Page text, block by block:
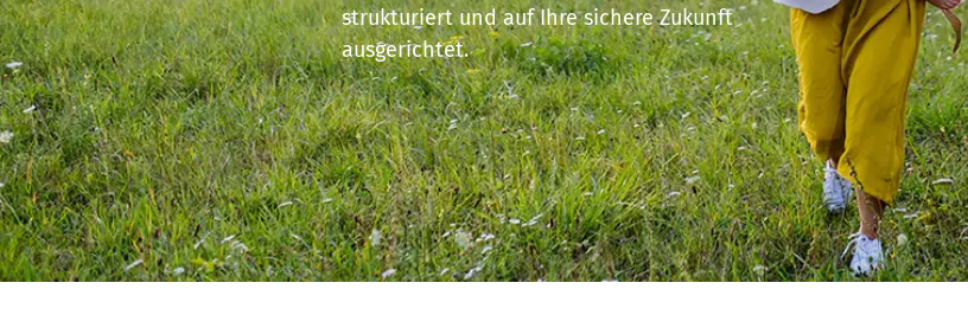
strukturiert und auf Ihre sichere Zukunft
ausgerichtet.